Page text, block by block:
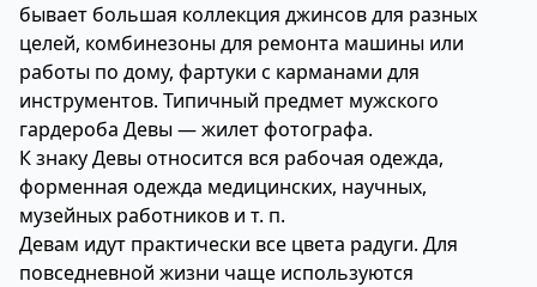
бывает большая коллекция джинсов для разных
целей, комбинезоны для ремонта машины или
работы по дому, фартуки с карманами для
инструментов. Типичный предмет мужского
гардероба Девы — жилет фотографа.
К знаку Девы относится вся рабочая одежда,
форменная одежда медицинских, научных,
музейных работников и т. п.
Девам идут практически все цвета радуги. Для
повседневной жизни чаще используются